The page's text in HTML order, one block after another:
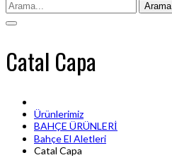
Arama
Catal Capa
Ürünlerimiz
BAHÇE ÜRÜNLERİ
Bahçe El Aletleri
Catal Capa